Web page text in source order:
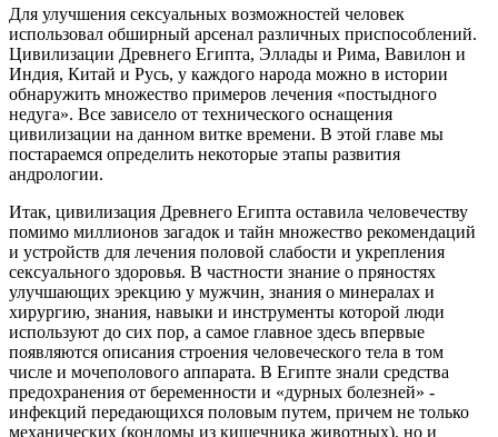
Для улучшения сексуальных возможностей человек
использовал обширный арсенал различных приспособлений.
Цивилизации Древнего Египта, Эллады и Рима, Вавилон и
Индия, Китай и Русь, у каждого народа можно в истории
обнаружить множество примеров лечения «постыдного
недуга». Все зависело от технического оснащения
цивилизации на данном витке времени. В этой главе мы
постараемся определить некоторые этапы развития
андрологии.
Итак, цивилизация Древнего Египта оставила человечеству
помимо миллионов загадок и тайн множество рекомендаций
и устройств для лечения половой слабости и укрепления
сексуального здоровья. В частности знание о пряностях
улучшающих эрекцию у мужчин, знания о минералах и
хирургию, знания, навыки и инструменты которой люди
используют до сих пор, а самое главное здесь впервые
появляются описания строения человеческого тела в том
числе и мочеполового аппарата. В Египте знали средства
предохранения от беременности и «дурных болезней» -
инфекций передающихся половым путем, причем не только
механических (кондомы из кишечника животных), но и